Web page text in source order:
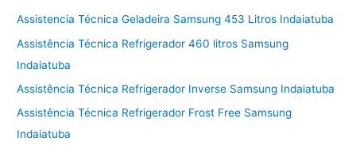
Assistencia Técnica Geladeira Samsung 453 Litros Indaiatuba
Assistência Técnica Refrigerador 460 litros Samsung
Indaiatuba
Assistência Técnica Refrigerador Inverse Samsung Indaiatuba
Assistência Técnica Refrigerador Frost Free Samsung
Indaiatuba